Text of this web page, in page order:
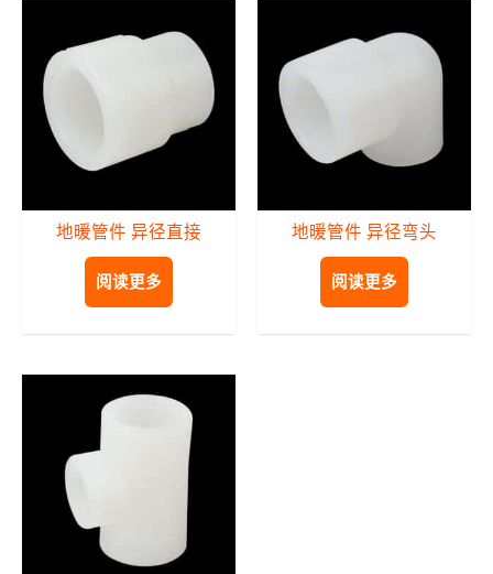
地暖管件 异径直接
阅读更多
地暖管件 异径弯头
阅读更多